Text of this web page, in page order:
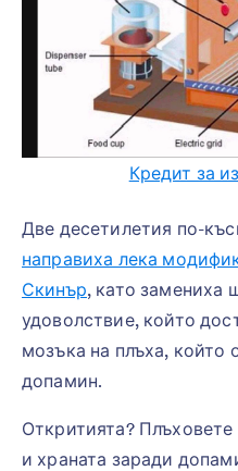
Кредит за
Две десетилетия по-
направиха лека
Скинър, като замениха
удоволствие, който
мозъка на плъха, който
допамин.
Откритията?
и храната заради